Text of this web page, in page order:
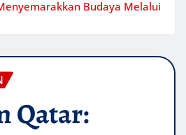
Budaya Melalui
Qatar: